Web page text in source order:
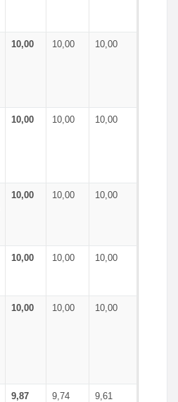
10,00 10,00 10,00
10,00 10,00 10,00
10,00 10,00 10,00
10,00 10,00 10,00
10,00 10,00 10,00
9,87 9,74 9,61